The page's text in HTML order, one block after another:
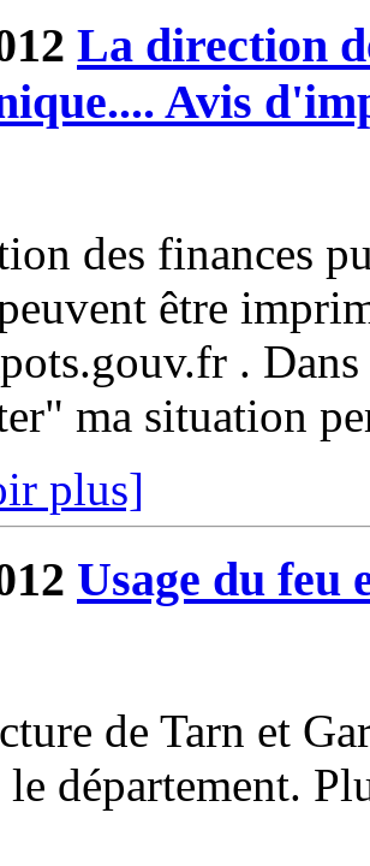
La direction
Avis
des finances
être
.
ma situation
plus]
Usage du feu
de Tarn et
le département.